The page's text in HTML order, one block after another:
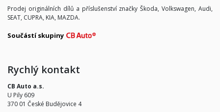
Prodej originálních dílů a příslušenství značky Škoda, Volkswagen, Audi,
SEAT, CUPRA, KIA, MAZDA.
Součástí skupiny
Rychlý kontakt
CB Auto a.s.
U Pily 609
370 01 České Budějovice 4